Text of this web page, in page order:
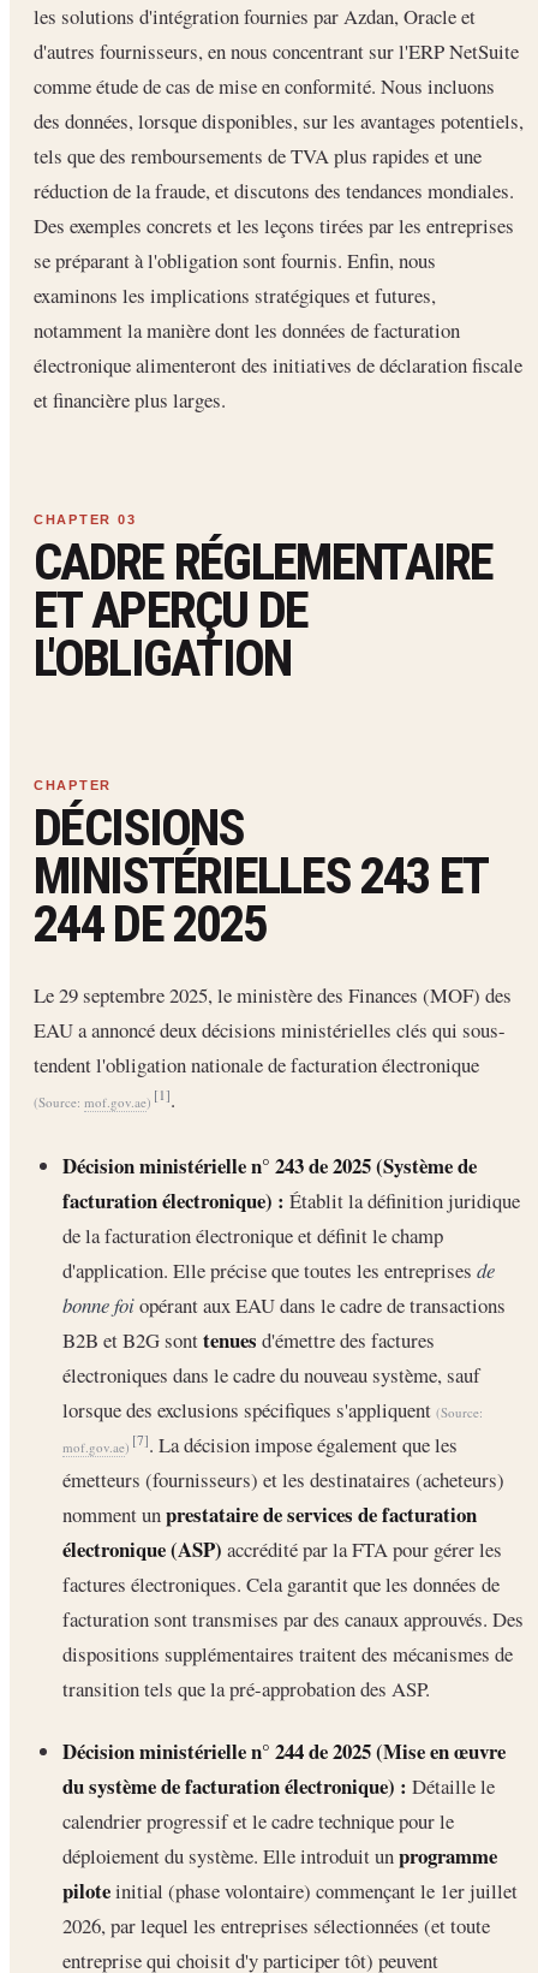
les solutions d'intégration fournies par Azdan, Oracle et
d'autres fournisseurs, en nous concentrant sur l'ERP NetSuite
comme étude de cas de mise en conformité. Nous incluons
des données, lorsque disponibles, sur les avantages potentiels,
tels que des remboursements de TVA plus rapides et une
réduction de la fraude, et discutons des tendances mondiales.
Des exemples concrets et les leçons tirées par les entreprises
se préparant à l'obligation sont fournis. Enfin, nous
examinons les implications stratégiques et futures,
notamment la manière dont les données de facturation
électronique alimenteront des initiatives de déclaration fiscale
et financière plus larges.
CADRE RÉGLEMENTAIRE
ET APERÇU DE
L'OBLIGATION
DÉCISIONS
MINISTÉRIELLES 243 ET
244 DE 2025
Le 29 septembre 2025, le ministère des Finances (MOF) des
EAU a annoncé deux décisions ministérielles clés qui sous-
tendent l'obligation nationale de facturation électronique
(Source: mof.gov.ae) [1].
Décision ministérielle n° 243 de 2025 (Système de
facturation électronique) : Établit la définition juridique
de la facturation électronique et définit le champ
d'application. Elle précise que toutes les entreprises de
bonne foiopérant aux EAU dans le cadre de transactions
B2B et B2G sonttenues d'émettre des factures
électroniques dans le cadre du nouveau système, sauf
lorsque des exclusions spécifiques s'appliquent (Source:
mof.gov.ae) [7]. La décision impose également que les
émetteurs (fournisseurs) et les destinataires (acheteurs)
nomment unprestataire de services de facturation
électronique (ASP) accrédité par la FTA pour gérer les
factures électroniques. Cela garantit que les données de
facturation sont transmises par des canaux approuvés. Des
dispositions supplémentaires traitent des mécanismes de
transition tels que la pré-approbation des ASP.
Décision ministérielle n° 244 de 2025 (Mise en œuvre
du système de facturation électronique) : Détaille le
calendrier progressif et le cadre technique pour le
déploiement du système. Elle introduit unprogramme
piloteinitial (phase volontaire) commençant le 1er juillet
2026, par lequel les entreprises sélectionnées (et toute
entreprise qui choisit d'y participer tôt) peuvent